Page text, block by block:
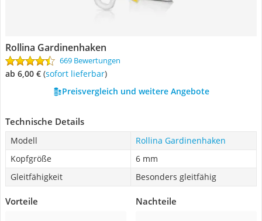
Rollina Gardinenhaken
669 Bewertungen
ab 6,00 € ( Sofort lieferbar)
Preisvergleich und weitere Angebote
Technische Details
Modell
Rollina Gardinenhaken
Kopfgröße
6 mm
Gleitfähigkeit
Besonders gleitfähig
Vorteile Nachteile